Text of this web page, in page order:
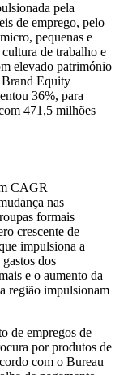
pela
de emprego, pelo
pequenas e
de trabalho e
elevado património
Equity
36%, para
471,5 milhões
CAGR
nas
formais
crescente de
impulsiona a
dos
e o aumento da
região impulsionam
de empregos de
por produtos de
com o Bureau